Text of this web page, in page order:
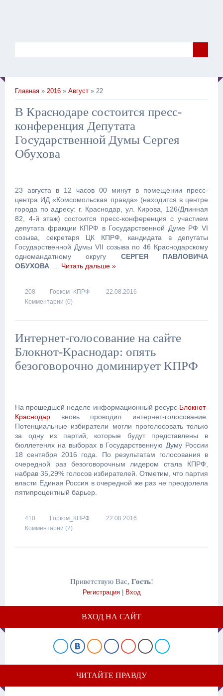
Главная » 2016 » Август » 22
В Краснодаре состоится пресс-
конференция Депутата
Государственной Думы Сергея
Обухова
23 августа в 12 часов 00 минут в помещении пресс-
центра ИД «Комсомольская правда» (находится в центре
города по адресу: г. Краснодар, ул. Кирова, 126/Длинная
82, 4-й этаж) состоится пресс-конференция с участием
депутата фракции КПРФ в Государственной Думе РФ VI
созыва, секретаря ЦК КПРФ, кандидата в депутаты
Государственной Думы VII созыва по 46 Краснодарскому
одномандатному округу СЕРГЕЯ ПАВЛОВИЧА
ОБУХОВА
Читать дальше »
208 Горком_КПРФ
22.08.2016
Комментарии (0)
Интернет-голосование на сайте
Блокнот-Краснодар: опять
безоговорочно доминирует КПРФ
На прошедшей неделе информационный ресурс Блокнот-
Краснодар вновь проводил интернет-голосование.
Потенциальные избиратели могли проголосовать только
за одну из партий, которые будут представлены в
бюллетенях на выборах в Государственную Думу России
18 сентября 2016 года. По результатам голосования в
очередной раз безоговорочным лидером стала КПРФ,
набрав 35,29% голосов избирателей. Отметим, что партия
власти Единая Россия в очередной же раз не преодолела
пятипроцентный барьер.
410 Горком_КПРФ
22.08.2016
Комментарии (2)
Приветствую Вас, Гость!
Регистрация| Вход
ВХОД НА САЙТ
ЧИТАЙТЕ ПРАВДУ